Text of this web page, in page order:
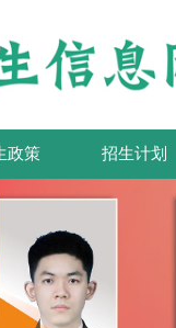
政策 招生计划